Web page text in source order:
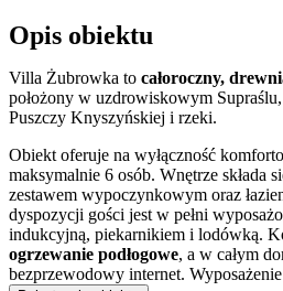
Opis obiektu
Villa Żubrowka to całoroczny,
położony w uzdrowiskowym
Puszczy Knyszyńskiej i rzeki.
Obiekt oferuje na wyłączność
maksymalnie 6 osób. Wnętrze składa
zestawem wypoczynkowym oraz
dyspozycji gości jest w pełni
indukcyjną, piekarnikiem i lodówką.
ogrzewanie podłogowe, a w całym
bezprzewodowy internet.